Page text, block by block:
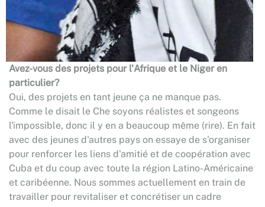
Avez-vous des projets pour l'Afrique et le Niger en
particulier?
Oui, des projets en tant jeune ça ne manque pas.
Comme le disait le Che soyons réalistes et songeons
l'impossible, donc il y en a beaucoup même (rire). En fait
avec des jeunes d'autres pays on essaye de s'organiser
pour renforcer les liens d'amitié et de coopération avec
Cuba et du coup avec toute la région Latino-Américaine
et caribéenne. Nous sommes actuellement en train de
travailler pour revitaliser et concrétiser un cadre